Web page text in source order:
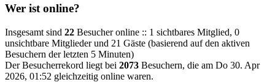
Wer ist online?
Insgesamt sind 22 Besucher online :: 1 sichtbares Mitglied, 0
unsichtbare Mitglieder und 21 Gäste (basierend auf den aktiven
Besuchern der letzten 5 Minuten)
Der Besucherrekord liegt bei 2073 Besuchern, die am Do 30. Apr
2026, 01:52 gleichzeitig online waren.